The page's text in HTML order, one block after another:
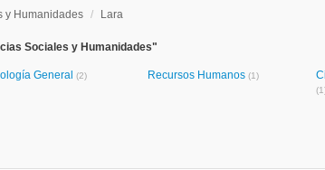
y Humanidades / Lara
Sociales y Humanidades"
General (2) Recursos Humanos (1)